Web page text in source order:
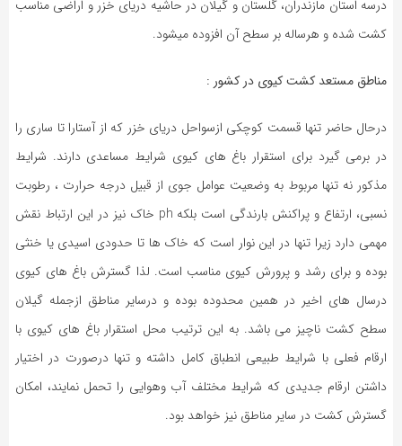
درسه استان مازندران، گلستان و گیلان در حاشیه دریای خزر و اراضی مناسب
کشت شده و هرساله بر سطح آن افزوده میشود.
مناطق مستعد کشت کیوی در کشور :
درحال حاضر تنها قسمت کوچکی ازسواحل دریای خزر که از آستارا تا ساری را
در برمی گیرد برای استقرار باغ های کیوی شرایط مساعدی دارند. شرایط
مذکور نه تنها مربوط به وضعیت عوامل جوی از قبیل درجه حرارت ، رطوبت
نسبی، ارتفاع و پراکنش بارندگی است بلکه ph خاک نیز در این ارتباط نقش
مهمی دارد زیرا تنها در این نوار است که خاک ها تا حدودی اسیدی یا خنثی
بوده و برای رشد و پرورش کیوی مناسب است. لذا گسترش باغ های کیوی
درسال های اخیر در همین محدوده بوده و درسایر مناطق ازجمله گیلان
سطح کشت ناچیز می باشد. به این ترتیب محل استقرار باغ های کیوی با
ارقام فعلی با شرایط طبیعی انطباق کامل داشته و تنها درصورت در اختیار
داشتن ارقام جدیدی که شرایط مختلف آب وهوایی را تحمل نمایند، امکان
گسترش کشت در سایر مناطق نیز خواهد بود.